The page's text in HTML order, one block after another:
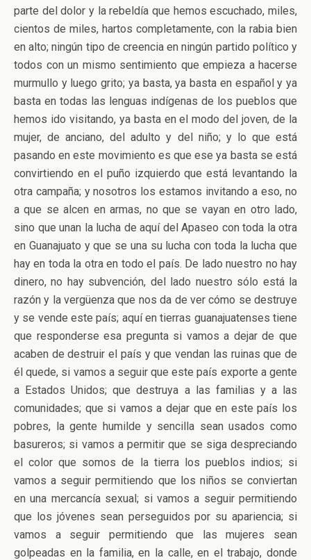
parte del dolor y la rebeldía que hemos escuchado, miles,
cientos de miles, hartos completamente, con la rabia bien
en alto; ningún tipo de creencia en ningún partido político y
todos con un mismo sentimiento que empieza a hacerse
murmullo y luego grito; ya basta, ya basta en español y ya
basta en todas las lenguas indígenas de los pueblos que
hemos ido visitando, ya basta en el modo del joven, de la
mujer, de anciano, del adulto y del niño; y lo que está
pasando en este movimiento es que ese ya basta se está
convirtiendo en el puño izquierdo que está levantando la
otra campaña; y nosotros los estamos invitando a eso, no
a que se alcen en armas, no que se vayan en otro lado,
sino que unan la lucha de aquí del Apaseo con toda la otra
en Guanajuato y que se una su lucha con toda la lucha que
hay en toda la otra en todo el país. De lado nuestro no hay
dinero, no hay subvención, del lado nuestro sólo está la
razón y la vergüenza que nos da de ver cómo se destruye
y se vende este país; aquí en tierras guanajuatenses tiene
que responderse esa pregunta si vamos a dejar de que
acaben de destruir el país y que vendan las ruinas que de
él quede, si vamos a seguir que este país exporte a gente
a Estados Unidos; que destruya a las familias y a las
comunidades; que si vamos a dejar que en este país los
pobres, la gente humilde y sencilla sean usados como
basureros; si vamos a permitir que se siga despreciando
el color que somos de la tierra los pueblos indios; si
vamos a seguir permitiendo que los niños se conviertan
en una mercancía sexual; si vamos a seguir permitiendo
que los jóvenes sean perseguidos por su apariencia; si
vamos a seguir permitiendo que las mujeres sean
golpeadas en la familia, en la calle, en el trabajo, donde